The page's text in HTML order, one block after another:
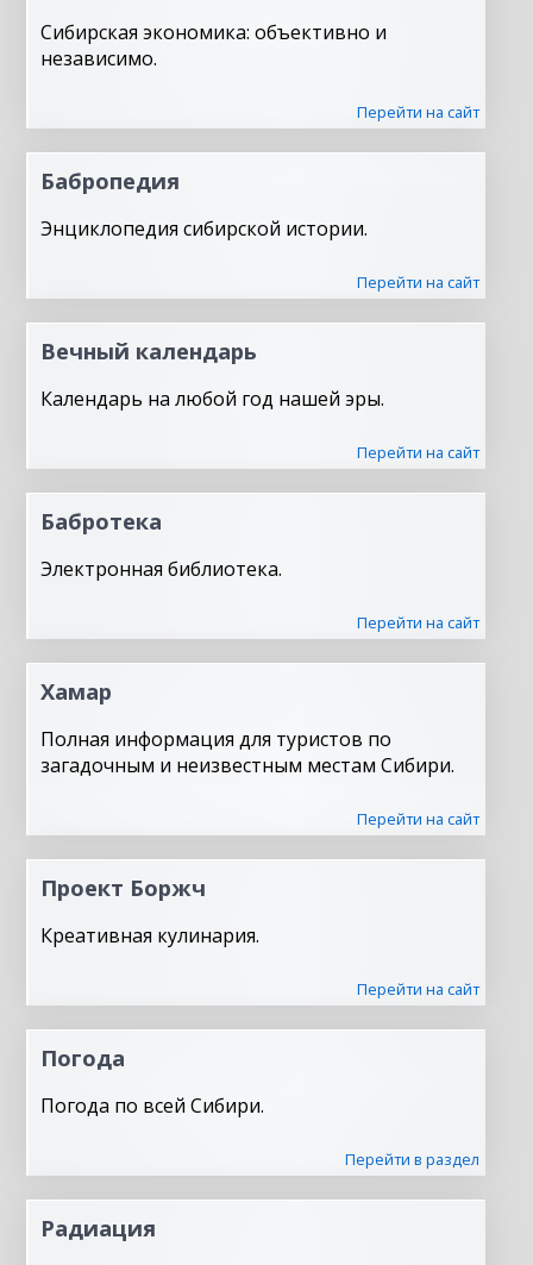
Сибирская экономика: объективно и
независимо.
Перейти на сайт
Бабропедия
Энциклопедия сибирской истории.
Перейти на сайт
Вечный календарь
Календарь на любой год нашей эры.
Перейти на сайт
Бабротека
Электронная библиотека.
Перейти на сайт
Хамар
Полная информация для туристов по
загадочным и неизвестным местам Сибири.
Перейти на сайт
Проект Боржч
Креативная кулинария.
Перейти на сайт
Погода
Погода по всей Сибири.
Перейти в раздел
Радиация